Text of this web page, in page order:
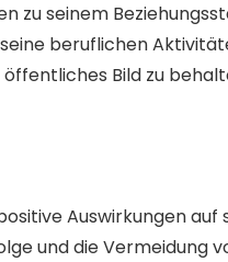
zu seinem
beruflichen
Bild zu
Auswirkungen auf
und die Vermeidung